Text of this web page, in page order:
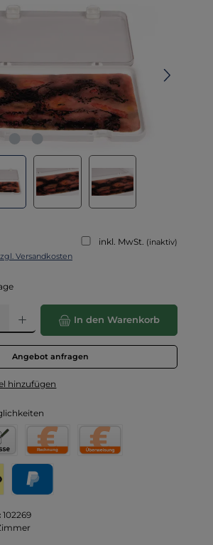
inkl. MwSt. (inaktiv)
Versandkosten
den gewünschten Wert ein oder benutze die
In den Warenkorb
Angebot anfragen
hinzufügen
Rechnung
Behörden
102269